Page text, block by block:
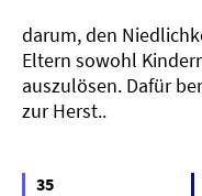
darum, den
Eltern sowohl
auszulösen. Dafür
zur Herst..
35